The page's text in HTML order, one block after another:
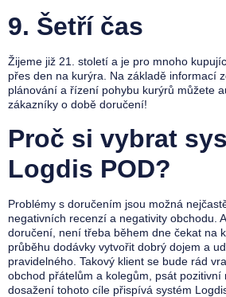
9. Šetří čas
Žijeme již 21. století a je pro mnoho
přes den na kurýra. Na základě informací
plánování a řízení pohybu kurýrů můžete
zákazníky o době doručení!
Proč si vybrat
Logdis POD?
Problémy s doručením jsou možná
negativních recenzí a negativity obchodu.
doručení, není třeba během dne čekat na
průběhu dodávky vytvořit dobrý dojem a
pravidelného. Takový klient se bude rád
obchod přátelům a kolegům, psát pozitivní
dosažení tohoto cíle přispívá systém